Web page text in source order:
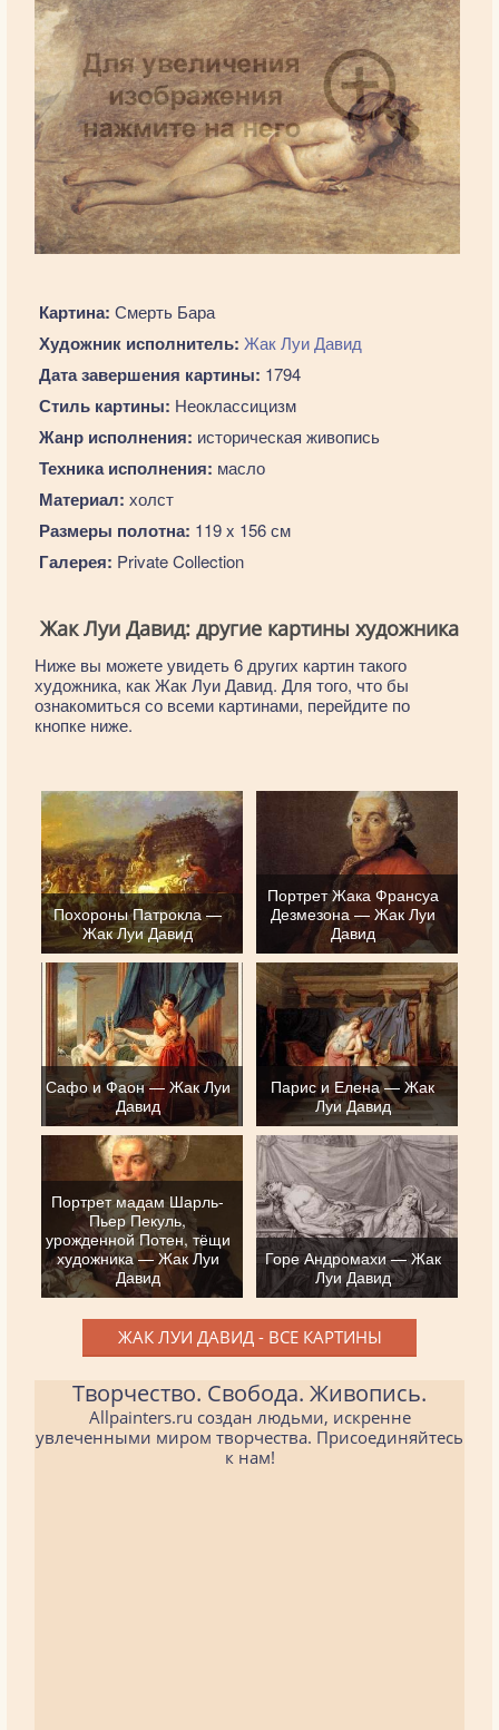
Картина: Смерть Бара
Художник исполнитель: Жак Луи Давид
Дата завершения картины: 1794
Стиль картины: Неоклассицизм
Жанр исполнения: историческая живопись
Техника исполнения: масло
Материал: холст
Размеры полотна: 119 x 156 см
Галерея: Private Collection
Жак Луи Давид: другие картины художника
Ниже вы можете увидеть 6 других картин такого
художника, как Жак Луи Давид. Для того, что бы
ознакомиться со всеми картинами, перейдите по
кнопке ниже.
Похороны Патрокла —
Жак Луи Давид
Портрет Жака Франсуа
Дезмезона — Жак Луи
Давид
Сафо и Фаон — Жак Луи
Давид
Парис и Елена — Жак
Луи Давид
Портрет мадам Шарль-
Пьер Пекуль,
урожденной Потен, тёщи
художника — Жак Луи
Давид
Горе Андромахи — Жак
Луи Давид
ЖАК ЛУИ ДАВИД - ВСЕ КАРТИНЫ
Творчество. Свобода. Живопись.
Allpainters.ru создан людьми, искренне
увлеченными миром творчества. Присоединяйтесь
к нам!